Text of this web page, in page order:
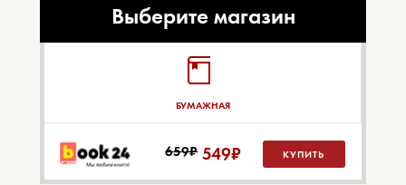
Выберите магазин
БУМАЖНАЯ
659₽ 549₽ КУПИТЬ